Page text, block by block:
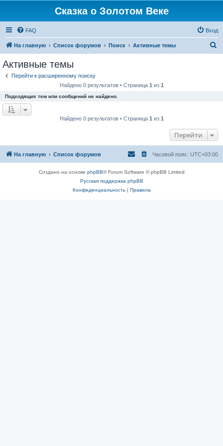
Сказка о Золотом Веке
FAQ Вход
На главную Список форумов Поиск Активные темы
Активные темы
Перейти к расширенному поиску
Найдено 0 результатов • Страница 1 из 1
Подходящих тем или сообщений не найдено.
Найдено 0 результатов • Страница 1 из 1
Перейти
На главную Список форумов Часовой пояс: UTC+03:00
Создано на основе phpBB® Forum Software © phpBB Limited
Русская поддержка phpBB
Конфиденциальность| Правила